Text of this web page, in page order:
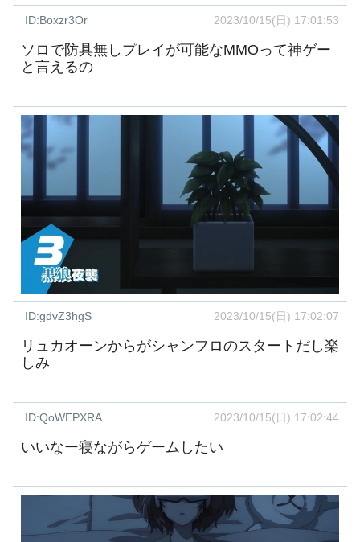
ID:Boxzr3Or 2023/10/15(日) 17:01:53
ソロで防具無しプレイが可能なMMOって神ゲー
と言えるの
ID:gdvZ3hgS 2023/10/15(日) 17:02:07
リュカオーンからがシャンフロのスタートだし楽
しみ
ID:QoWEPXRA 2023/10/15(日) 17:02:44
いいなー寝ながらゲームしたい